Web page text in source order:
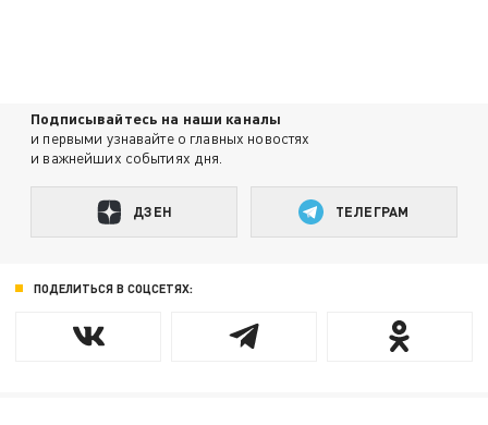
Подписывайтесь на наши каналы
и первыми узнавайте о главных новостях
и важнейших событиях дня.
ДЗЕН ТЕЛЕГРАМ
ПОДЕЛИТЬСЯ В СОЦСЕТЯХ: